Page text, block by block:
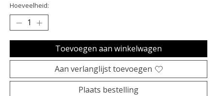
Hoeveelheid:
Toevoegen aan winkelwagen
Aan verlanglijst toevoegen
Plaats bestelling